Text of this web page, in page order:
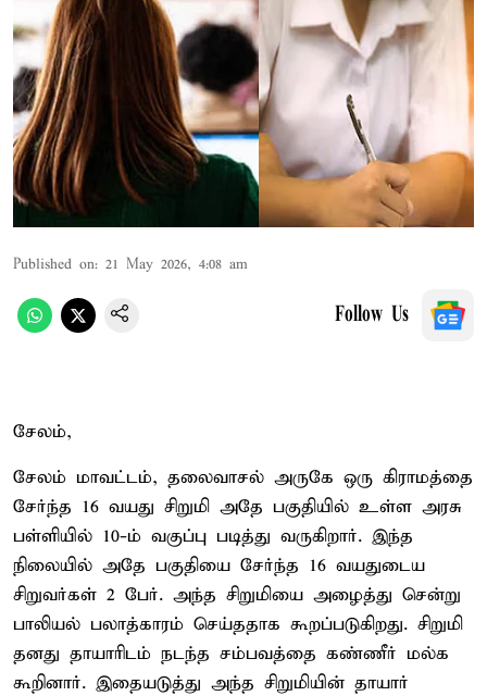
Published on: 21 May 2026, 4:08 am
Follow Us
சேலம்,
சேலம் மாவட்டம், தலைவாசல் அருகே ஒரு கிராமத்தை
சேர்ந்த 16 வயது சிறுமி அதே பகுதியில் உள்ள அரசு
பள்ளியில் 10-ம் வகுப்பு படித்து வருகிறார். இந்த
நிலையில் அதே பகுதியை சேர்ந்த 16 வயதுடைய
சிறுவர்கள் 2 பேர். அந்த சிறுமியை அழைத்து சென்று
பாலியல் பலாத்காரம் செய்ததாக கூறப்படுகிறது. சிறுமி
தனது தாயாரிடம் நடந்த சம்பவத்தை கண்ணீர் மல்க
கூறினார். இதையடுத்து அந்த சிறுமியின் தாயார்